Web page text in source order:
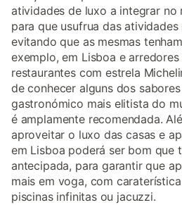
atividades de luxo a integrar
para que usufrua das atividades
evitando que as mesmas
exemplo, em Lisboa e arredores
restaurantes com estrela
de conhecer alguns dos
gastronómico mais elitista do
é amplamente recomendada.
aproveitar o luxo das casas e
em Lisboa poderá ser bom que
antecipada, para garantir que
mais em voga, com
piscinas infinitas ou jacuzzi.